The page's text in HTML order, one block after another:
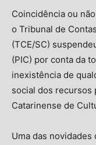
Coincidência ou
o Tribunal de
(TCE/SC)
(PIC) por conta da
inexistência de
social dos recursos
Catarinense de
Uma das novidades